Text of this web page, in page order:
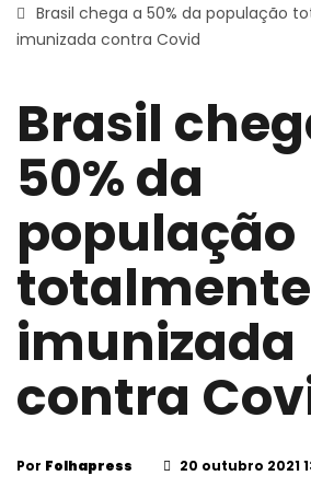
Brasil chega a 50% da população
imunizada contra Covid
Brasil
50% da
população
totalmente
imunizada
contra
Por Folhapress 20 outubro 2021